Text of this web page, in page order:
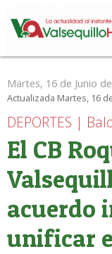
Martes, 16 de Junio
Actualizada Martes, 16
DEPORTES |
El CB
acuerdo
unificar